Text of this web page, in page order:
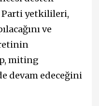
Parti yetkilileri,
ve
miting
devam edeceğini